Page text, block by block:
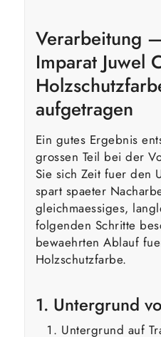
Verarbeitung
Imparat Juwel
aufgetragen
Ein gutes Ergebnis
grossen Teil bei der
Sie sich Zeit fuer den
spart spaeter
gleichmaessiges,
folgenden Schritte
bewaehrten Ablauf
Holzschutzfarbe.
1. Untergrund
Untergrund auf